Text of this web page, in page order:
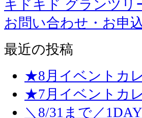
キドキド グランツリ
お問い合わせ・お申
最近の投稿
★8月イベントカ
★7月イベントカ
＼8/31まで／